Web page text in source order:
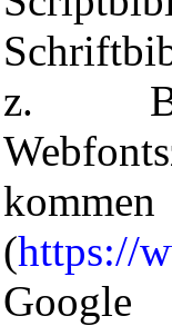
z.
kommen
(https://